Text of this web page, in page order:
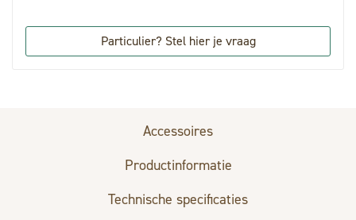
Particulier? Stel hier je vraag
Accessoires
Productinformatie
Technische specificaties